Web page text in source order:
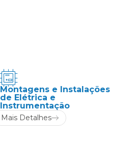
Montagens e Instalações
de Elétrica e
Instrumentação
Mais Detalhes